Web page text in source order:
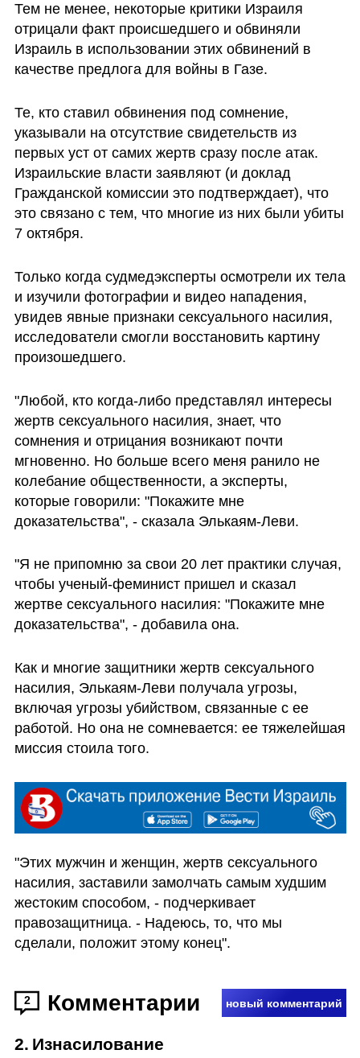
Тем не менее, некоторые критики Израиля
отрицали факт происшедшего и обвиняли
Израиль в использовании этих обвинений в
качестве предлога для войны в Газе.
Те, кто ставил обвинения под сомнение,
указывали на отсутствие свидетельств из
первых уст от самих жертв сразу после атак.
Израильские власти заявляют (и доклад
Гражданской комиссии это подтверждает), что
это связано с тем, что многие из них были убиты
7 октября.
Только когда судмедэксперты осмотрели их тела
и изучили фотографии и видео нападения,
увидев явные признаки сексуального насилия,
исследователи смогли восстановить картину
произошедшего.
"Любой, кто когда-либо представлял интересы
жертв сексуального насилия, знает, что
сомнения и отрицания возникают почти
мгновенно. Но больше всего меня ранило не
колебание общественности, а эксперты,
которые говорили: "Покажите мне
доказательства", - сказала Элькаям-Леви.
"Я не припомню за свои 20 лет практики случая,
чтобы ученый-феминист пришел и сказал
жертве сексуального насилия: "Покажите мне
доказательства", - добавила она.
Как и многие защитники жертв сексуального
насилия, Элькаям-Леви получала угрозы,
включая угрозы убийством, связанные с ее
работой. Но она не сомневается: ее тяжелейшая
миссия стоила того.
"Этих мужчин и женщин, жертв сексуального
насилия, заставили замолчать самым худшим
жестоким способом, - подчеркивает
правозащитница. - Надеюсь, то, что мы
сделали, положит этому конец".
2 Комментарии новый комментарий
2. Изнасилование